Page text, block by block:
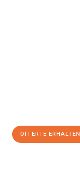
OFFERTE ERHALTEN